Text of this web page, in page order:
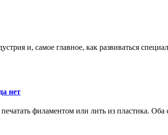
и, самое главное, как развиваться
нет
филаментом или лить из пластика.